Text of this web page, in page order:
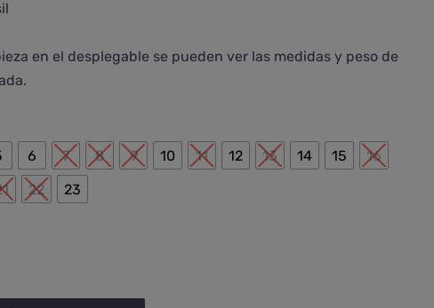
en el desplegable se pueden ver las medidas y peso de
6 7 8 9 10 11 12 13 14 15
16
22 23